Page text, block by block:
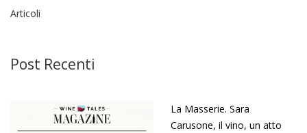
Articoli
Post Recenti
La Masserie. Sara
Carusone, il vino, un atto